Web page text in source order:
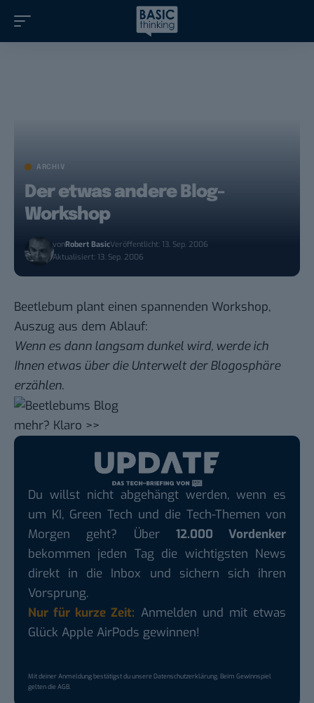
ARCHIV
Der etwas andere Blog-
Workshop
vonRobert BasicVeröffentlicht: 13. Sep. 2006
Aktualisiert: 13. Sep. 2006
Beetlebum plant einen spannenden Workshop,
Auszug aus dem Ablauf:
Wenn es dann langsam dunkel wird, werde ich
Ihnen etwas über die Unterwelt der Blogosphäre
erzählen.
mehr? Klaro >>
Du willst nicht abgehängt werden, wenn es
um KI, Green Tech und die Tech-Themen von
Morgen geht? Über 12.000 Vordenker
bekommen jeden Tag die wichtigsten News
direkt in die Inbox und sichern sich ihren
Vorsprung.
Nur für kurze Zeit: Anmelden und mit etwas
Glück Apple AirPods gewinnen!
Mit deiner Anmeldung bestätigst du unsere Datenschutzerklärung. Beim Gewinnspiel
gelten dieAGB.